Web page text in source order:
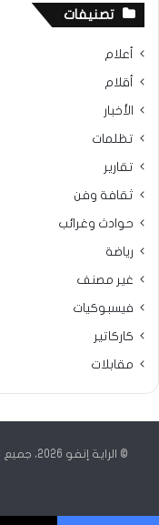
تصنيفات
أعلام
أقلام
الأخبار
تظلمات
تقارير
ثقافة وفن
حوادث وغرائب
رياضة
غير مصنف
فيسبوكيات
كاركاتير
مقابلات
© الراية إنفو 2026، جميع الحقوق محفوظة |